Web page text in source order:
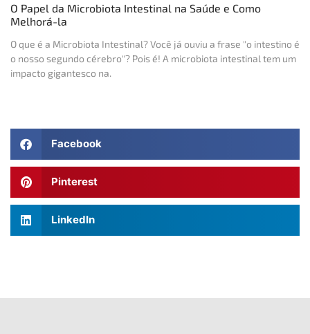
O Papel da Microbiota Intestinal na Saúde e Como
Melhorá-la
O que é a Microbiota Intestinal? Você já ouviu a frase "o intestino é
o nosso segundo cérebro"? Pois é! A microbiota intestinal tem um
impacto gigantesco na.
Facebook
Pinterest
LinkedIn